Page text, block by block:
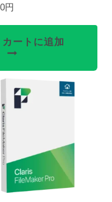
円
カートに追加